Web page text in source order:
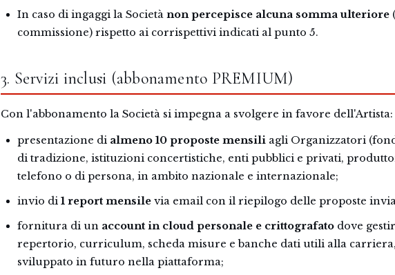
In caso di ingaggi la Società non percepisce alcuna somma ulteriore
commissione) rispetto ai corrispettivi indicati al punto 5.
3. Servizi inclusi (abbonamento PREMIUM)
Con l'abbonamento la Società si impegna a svolgere in favore dell'Artista:
presentazione di almeno 10 proposte mensili agli Organizzatori
di tradizione, istituzioni concertistiche, enti pubblici e privati,
telefono o di persona, in ambito nazionale e internazionale;
invio di 1 report mensile via email con il riepilogo delle proposte
fornitura di un account in cloud personale e crittografato dove
repertorio, curriculum, scheda misure e banche dati utili alla
sviluppato in futuro nella piattaforma;